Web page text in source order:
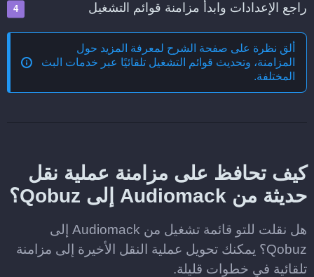
راجع الإعدادات وابدأ مزامنة قوائم التشغيل
ألق نظرة على صفحة الشرح لمعرفة المزيد حول
المزامنة، وتحديث قوائم التشغيل تلقائيًا عبر خدمات البث
المختلفة.
كيف تحافظ على مزامنة عملية نقل
حديثة من Audiomack إلى Qobuz؟
هل نقلت للتو قائمة تشغيل من Audiomack إلى
Qobuz؟ يمكنك تحويل عملية النقل الأخيرة إلى مزامنة
تلقائية في خطوات قليلة.